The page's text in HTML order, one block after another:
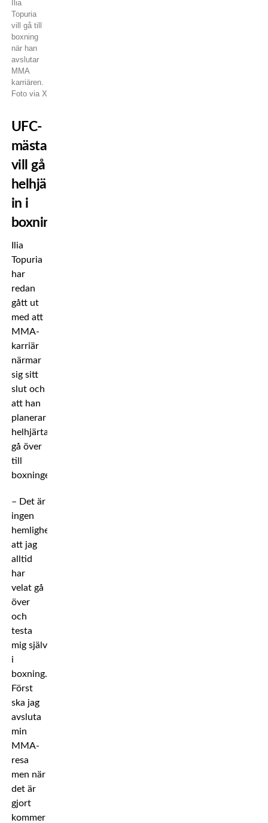
Ilia
Topuria
vill gå till
boxning
när han
avslutar
MMA
karriären.
Foto via X
UFC-
mästaren
vill gå
helhjärtat
in i
boxningen
Ilia
Topuria
har
redan
gått ut
med att
MMA-
karriär
närmar
sig sitt
slut och
att han
planerar
helhjärtat
gå över
till
boxningen.
– Det är
ingen
hemlighet
att jag
alltid
har
velat gå
över
och
testa
mig själv
i
boxning.
Först
ska jag
avsluta
min
MMA-
resa
men när
det är
gjort
kommer